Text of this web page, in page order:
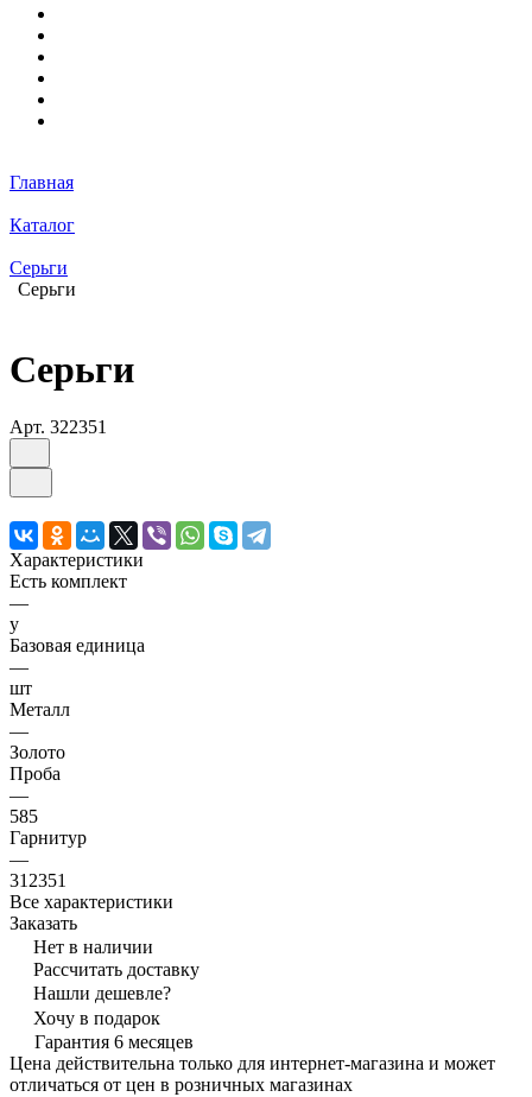
Главная
Каталог
Серьги
Серьги
Серьги
Арт. 322351
Характеристики
Есть комплект
—
y
Базовая единица
—
шт
Металл
—
Золото
Проба
—
585
Гарнитур
—
312351
Все характеристики
Заказать
Нет в наличии
Рассчитать доставку
Нашли дешевле?
Хочу в подарок
Гарантия 6 месяцев
Цена действительна только для интернет-магазина и может
отличаться от цен в розничных магазинах